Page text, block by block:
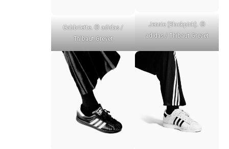
Gabbriette. © adidas /
Thibaut Grevet
Jennie (Blackpink). ©
adidas / Thibaut Grevet